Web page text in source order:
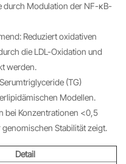
durch Modulation der NF-κB-
Reduziert oxidativen
die LDL-Oxidation und
werden.
(TG)
Modellen.
bei Konzentrationen <0,5
Stabilität zeigt.
Detail